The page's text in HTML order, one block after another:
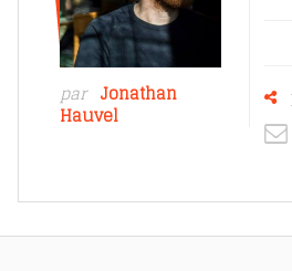
par Jonathan
Hauvel